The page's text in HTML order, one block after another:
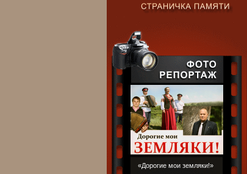
«Дорогие мои земляки!»